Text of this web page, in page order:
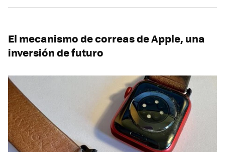
El mecanismo de correas de Apple, una
inversión de futuro